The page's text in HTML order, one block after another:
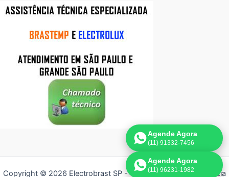
Copyright © 2026 Electrobrast SP - 11 3836-9554 | Assistência
Agende Agora
(11) 91332-7456
Agende Agora
(11) 96231-1982